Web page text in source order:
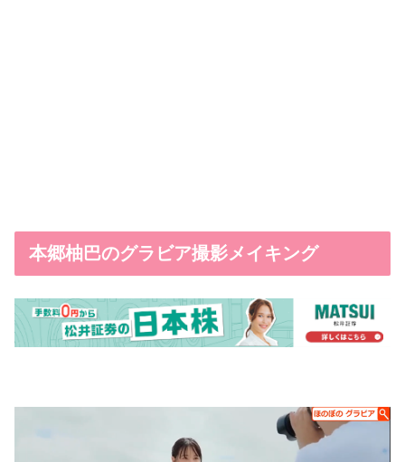
本郷柚巴のグラビア撮影メイキング